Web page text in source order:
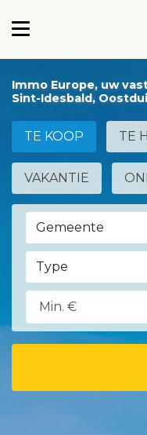
Immo Europe, uw
Sint-Idesbald,
TE KOOP TE
VAKANTIE
Gemeente
Type